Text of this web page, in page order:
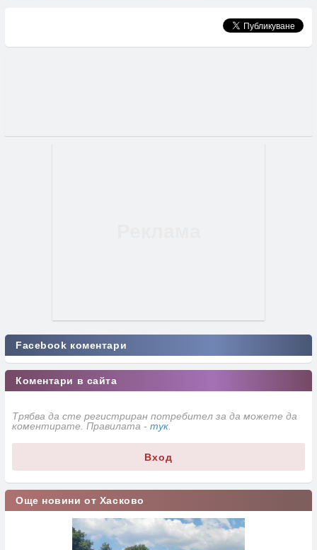
Facebook коментари
Коментари в сайта
Трябва да сте регистриран потребител за да можете да
коментирате. Правилата - тук
Вход
Още новини от Хасково